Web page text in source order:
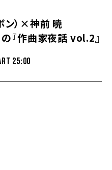
ン）×神前 暁
の『作曲家夜話 vol.2』
25:00